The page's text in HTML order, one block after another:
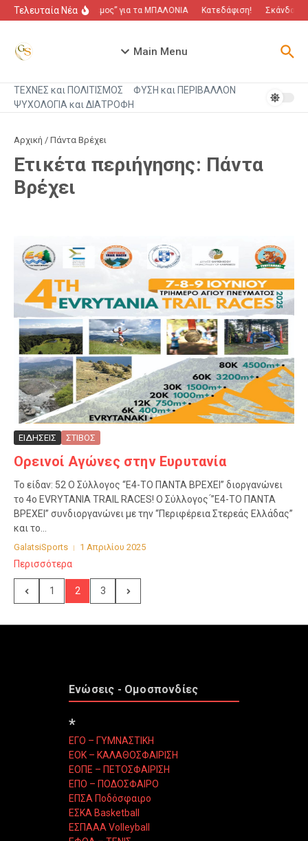
Μετάβαση στο περιεχόμενο
Τελευταία Νέα“Πόλεμος” για τα ΜΠΑΛΟΝΙΑ Κατεδάφιση! Σκάνδαλο
Main Menu
ΤΕΧΝΕΣ και ΠΟΛΙΤΙΣΜΟΣ
ΦΥΣΗ και ΠΕΡΙΒΑΛΛΟΝ
ΨΥΧΟΛΟΓΙΑ και ΔΙΑΤΡΟΦΗ
Αρχική / Πάντα Βρέχει
Ετικέτα περιήγησης: Πάντα
Βρέχει
ΕΙΔΗΣΕΙΣ ΣΤΙΒΟΣ
Ορεινοί Αγώνες στην Ευρυτανία
Το είδαν: 52 O Σύλλογος “Ε4-ΤΟ ΠΑΝΤΑ ΒΡΕΧΕΙ” διοργανώνει
το 4ο EVRYTANIA TRAIL RACES! O Σύλλογος ́”Ε4-ΤΟ ΠΑΝΤΑ
ΒΡΕΧΕΙ” συνδιοργανώνει με την “Περιφέρεια Στερεάς Ελλάδας”
και το...
GalatsiSports 1 Απριλίου 2025
Περισσότερα
1 2 3
Ενώσεις - Ομοσπονδίες
*
ΕΓΟ – ΓΥΜΝΑΣΤΙΚΗ
ΕΟΚ – ΚΑΛΑΘΟΣΦΑΙΡΙΣΗ
ΕΟΠΕ – ΠΕΤΟΣΦΑΙΡΙΣΗ
ΕΠΟ – ΠΟΔΟΣΦΑΙΡΟ
ΕΠΣΑ Ποδόσφαιρο
ΕΣΚΑ Basketball
ΕΣΠΑΑΑ Volleyball